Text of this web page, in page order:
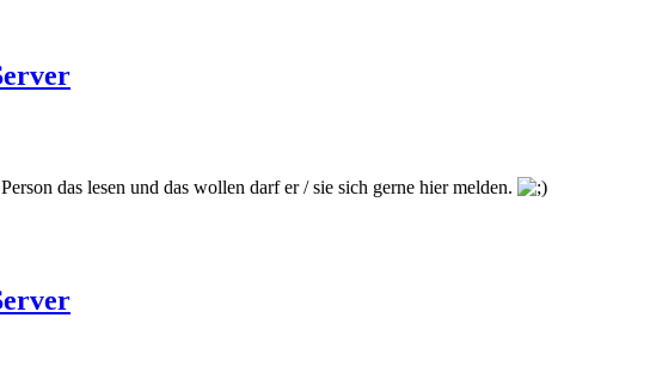
das lesen und das wollen darf er / sie sich gerne hier melden.